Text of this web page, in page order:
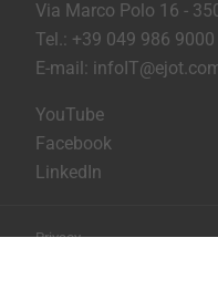
Via Marco Polo 16 -
Tel.: +39 049 986 9000
E-mail:
YouTube
Facebook
LinkedIn
Privacy